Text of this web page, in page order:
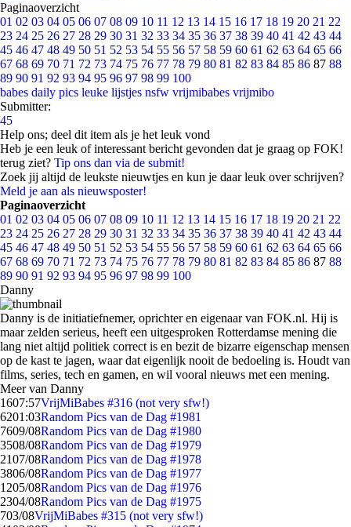
Paginaoverzicht
01 02 03 04 05 06 07 08 09 10 11 12 13 14 15 16 17 18 19 20 21 22
23 24 25 26 27 28 29 30 31 32 33 34 35 36 37 38 39 40 41 42 43 44
45 46 47 48 49 50 51 52 53 54 55 56 57 58 59 60 61 62 63 64 65 66
67 68 69 70 71 72 73 74 75 76 77 78 79 80 81 82 83 84 85 86 87 88
89 90 91 92 93 94 95 96 97 98 99 100
babes daily pics leuke lijstjes nsfw vrijmibabes vrijmibo
Submitter:
45
Help ons; deel dit item als je het leuk vond
Heb je een leuk of interessant bericht gevonden dat je graag op FOK!
terug ziet? Tip ons dan via de submit!
Zoek jij altijd de leukste nieuwtjes en kun je daar leuk over schrijven?
Meld je aan als nieuwsposter!
Paginaoverzicht
01 02 03 04 05 06 07 08 09 10 11 12 13 14 15 16 17 18 19 20 21 22
23 24 25 26 27 28 29 30 31 32 33 34 35 36 37 38 39 40 41 42 43 44
45 46 47 48 49 50 51 52 53 54 55 56 57 58 59 60 61 62 63 64 65 66
67 68 69 70 71 72 73 74 75 76 77 78 79 80 81 82 83 84 85 86 87 88
89 90 91 92 93 94 95 96 97 98 99 100
Danny
Danny is de initiatiefnemer, oprichter en eigenaar van FOK.nl. Hij is
maar zelden serieus, heeft een uitgesproken Rotterdamse mening die
lang niet altijd politiek correct is en bezit de bizarre eigenschap mensen
op de kast te jagen, waar dat eigenlijk nooit de bedoeling is. Houdt van
films, series, tech en gamen, en wil vooral nieuws met een mening.
Meer van Danny
1607:57VrijMiBabes #316 (not very sfw!)
6201:03Random Pics van de Dag #1981
7609/08Random Pics van de Dag #1980
3508/08Random Pics van de Dag #1979
2107/08Random Pics van de Dag #1978
3806/08Random Pics van de Dag #1977
1205/08Random Pics van de Dag #1976
2304/08Random Pics van de Dag #1975
703/08VrijMiBabes #315 (not very sfw!)